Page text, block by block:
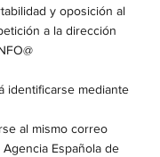
y oposición al
a la dirección
identificarse mediante
al mismo correo
Española de